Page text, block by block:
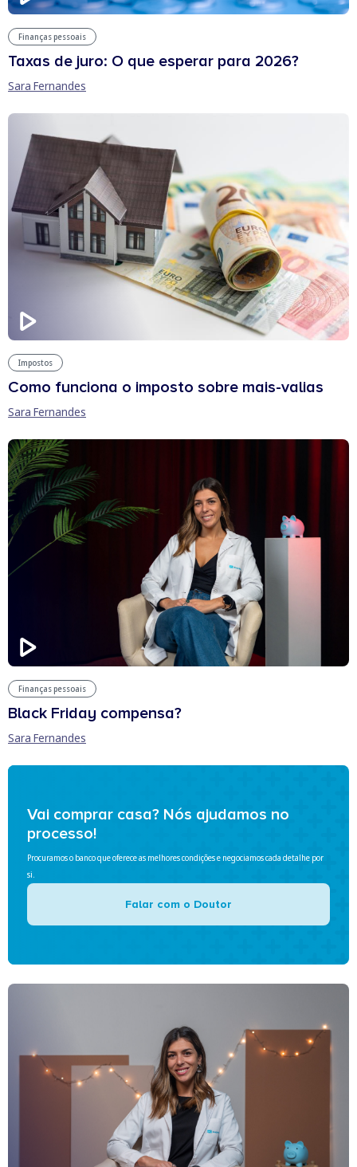
Finanças pessoais
Taxas de juro: O que esperar para 2026?
Sara Fernandes
Impostos
Como funciona o imposto sobre mais-valias
Sara Fernandes
Finanças pessoais
Black Friday compensa?
Sara Fernandes
Vai comprar casa? Nós ajudamos no
processo!
Procuramos o banco que oferece as melhores condições e negociamos cada detalhe por
si.
Falar com o Doutor